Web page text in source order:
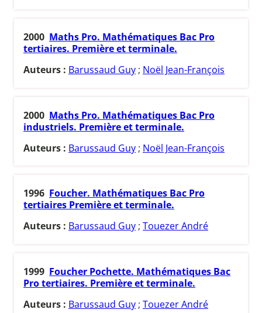
2000 Maths Pro. Mathématiques Bac Pro
tertiaires. Première et terminale.
Auteurs : Barussaud Guy ; Noël Jean-François
2000 Maths Pro. Mathématiques Bac Pro
industriels. Première et terminale.
Auteurs : Barussaud Guy ; Noël Jean-François
1996 Foucher. Mathématiques Bac Pro
tertiaires Première et terminale.
Auteurs : Barussaud Guy ; Touezer André
1999 Foucher Pochette. Mathématiques Bac
Pro tertiaires. Première et terminale.
Auteurs : Barussaud Guy ; Touezer André